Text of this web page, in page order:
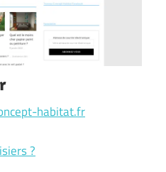
habitat.fr
?